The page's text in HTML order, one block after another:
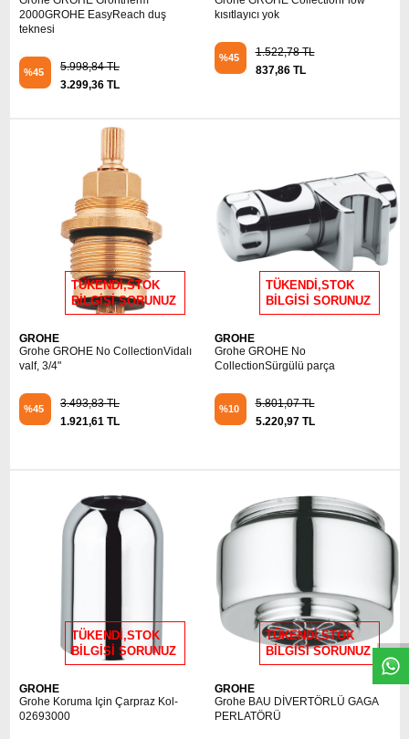
W
h
t
s
a
p
p
D
e
s
e
H
a
t
t
2000GROHE EasyReach duş
teknesi
%45
5.998,84 TL
3.299,36 TL
kısıtlayıcı yok
%45
1.522,78 TL
837,86 TL
TÜKENDİ,STOK
BİLGİSİ SORUNUZ
GROHE
Grohe GROHE No CollectionVidalı
valf, 3/4"
%45
3.493,83 TL
1.921,61 TL
TÜKENDİ,STOK
BİLGİSİ SORUNUZ
GROHE
Grohe GROHE No
CollectionSürgülü parça
%10
5.801,07 TL
5.220,97 TL
TÜKENDİ,STOK
BİLGİSİ SORUNUZ
GROHE
Grohe Koruma Için Çarpraz Kol-
02693000
TÜKENDİ,STOK
BİLGİSİ SORUNUZ
GROHE
Grohe BAU DİVERTÖRLÜ GAGA
PERLATÖRÜ